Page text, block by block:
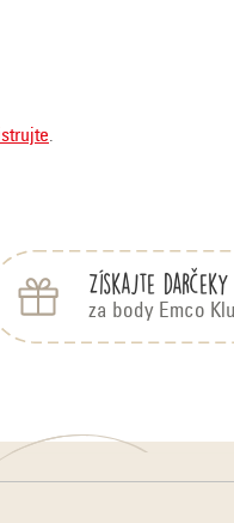
.
Získajte darčeky
za body Emco